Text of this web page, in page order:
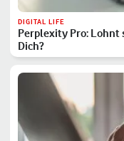
DIGITAL LIFE
Perplexity Pro: Lohnt
Dich?